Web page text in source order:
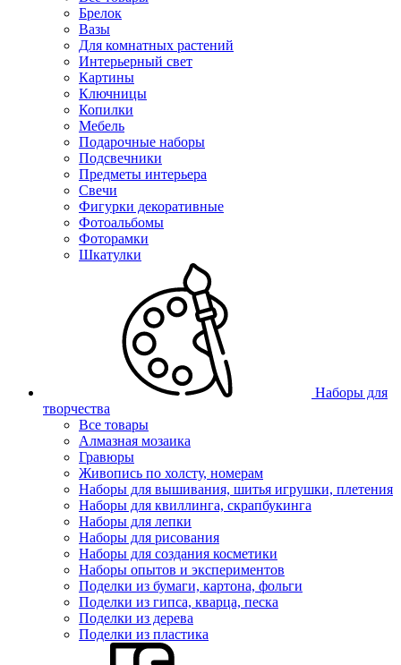
Брелок
Вазы
Для комнатных растений
Интерьерный свет
Картины
Ключницы
Копилки
Мебель
Подарочные наборы
Подсвечники
Предметы интерьера
Свечи
Фигурки декоративные
Фотоальбомы
Фоторамки
Шкатулки
Наборы для
творчества
Все товары
Алмазная мозаика
Гравюры
Живопись по холсту, номерам
Наборы для вышивания, шитья игрушки, плетения
Наборы для квиллинга, скрапбукинга
Наборы для лепки
Наборы для рисования
Наборы для создания косметики
Наборы опытов и экспериментов
Поделки из бумаги, картона, фольги
Поделки из гипса, кварца, песка
Поделки из дерева
Поделки из пластика